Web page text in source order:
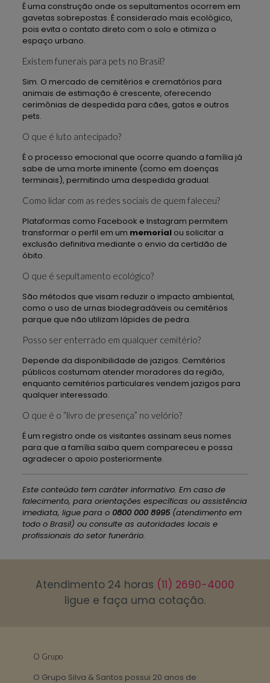
É uma construção onde os sepultamentos ocorrem em
gavetas sobrepostas. É considerado mais ecológico,
pois evita o contato direto com o solo e otimiza o
espaço urbano.
Existem funerais para pets no Brasil?
Sim. O mercado de cemitérios e crematórios para
animais de estimação é crescente, oferecendo
cerimônias de despedida para cães, gatos e outros
pets.
O que é luto antecipado?
É o processo emocional que ocorre quando a família já
sabe de uma morte iminente (como em doenças
terminais), permitindo uma despedida gradual.
Como lidar com as redes sociais de quem faleceu?
Plataformas como Facebook e Instagram permitem
transformar o perfil em um memorialou solicitar a
exclusão definitiva mediante o envio da certidão de
óbito.
O que é sepultamento ecológico?
São métodos que visam reduzir o impacto ambiental,
como o uso de urnas biodegradáveis ou cemitérios
parque que não utilizam lápides de pedra.
Posso ser enterrado em qualquer cemitério?
Depende da disponibilidade de jazigos. Cemitérios
públicos costumam atender moradores da região,
enquanto cemitérios particulares vendem jazigos para
qualquer interessado.
O que é o “livro de presença” no velório?
É um registro onde os visitantes assinam seus nomes
para que a família saiba quem compareceu e possa
agradecer o apoio posteriormente.
Este conteúdo tem caráter informativo. Em caso de
falecimento, para orientações específicas ou assistência
imediata, ligue para o 0800 000 8995(atendimento em
todo o Brasil) ou consulte as autoridades locais e
profissionais do setor funerário.
Atendimento 24 horas (11) 2690-4000
ligue e faça uma cotação.
O Grupo
O Grupo Silva & Santos possui 20 anos de